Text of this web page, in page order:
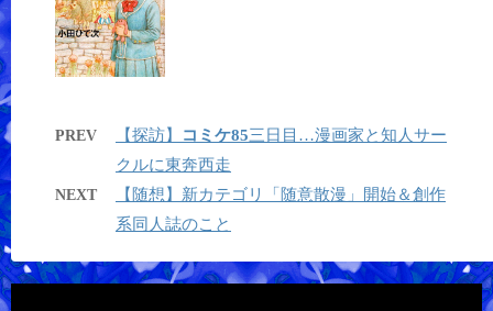
PREV 【探訪】 コミケ85三日目…漫画家と知人サー
クルに東奔西走
NEXT
【随想】新カテゴリ「随意散漫」開始＆創作
系同人誌のこと